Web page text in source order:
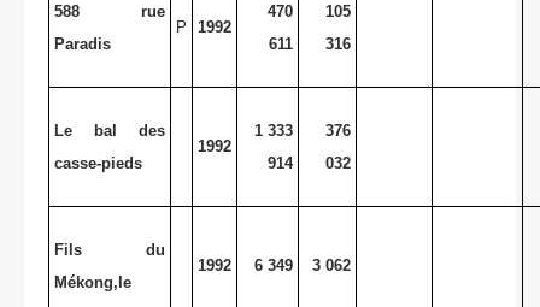
588 rue
Paradis
P 1992
470
611
105
316
Le bal des
casse-pieds
1992
1 333
914
376
032
Fils du
Mékong,le
1992 6 349 3 062